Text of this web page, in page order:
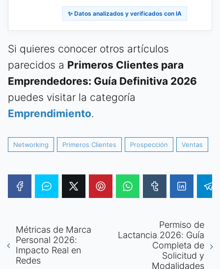
✨ Datos analizados y verificados con IA
Si quieres conocer otros artículos
parecidos a Primeros Clientes para
Emprendedores: Guía Definitiva 2026
puedes visitar la categoría
Emprendimiento.
Networking Primeros Clientes Prospección Ventas
Métricas de Marca
Personal 2026:
Impacto Real en
Redes
Permiso de
Lactancia 2026: Guía
Completa de
Solicitud y
Modalidades